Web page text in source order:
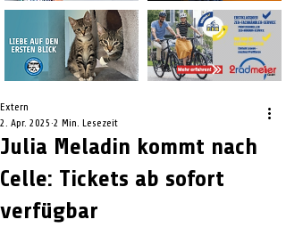
Julia Meladin kommt nach
Celle: Tickets ab sofort
verfügbar
Extern
2. Apr. 2025 2 Min. Lesezeit